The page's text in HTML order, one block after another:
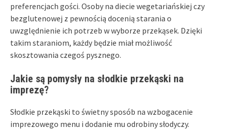
preferencjach gości. Osoby na diecie wegetariańskiej czy
bezglutenowej z pewnością docenią starania o
uwzględnienie ich potrzeb w wyborze przekąsek. Dzięki
takim staraniom, każdy będzie miał możliwość
skosztowania czegoś pysznego.
Jakie są pomysły na słodkie przekąski na
imprezę?
Słodkie przekąski to świetny sposób na wzbogacenie
imprezowego menu i dodanie mu odrobiny słodyczy.